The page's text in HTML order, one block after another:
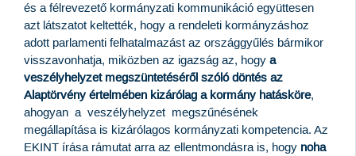
és a félrevezető kormányzati kommunikáció együttesen
azt látszatot keltették, hogy a rendeleti kormányzáshoz
adott parlamenti felhatalmazást az országgyűlés bármikor
visszavonhatja, miközben az igazság az, hogy a
veszélyhelyzet megszüntetéséről szóló döntés az
Alaptörvény értelmében kizárólag a kormány hatásköre,
ahogyan a veszélyhelyzet megszűnésének
megállapítása is kizárólagos kormányzati kompetencia. Az
EKINT írása rámutat arra az ellentmondásra is, hogy noha